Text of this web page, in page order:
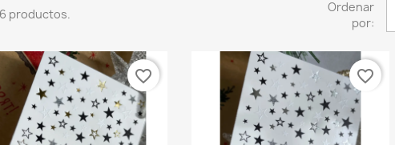
productos.
Ordenar
por:
favorite_border favorite_border